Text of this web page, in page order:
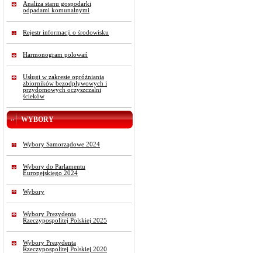
Analiza stanu gospodarki
odpadami komunalnymi
Rejestr informacji o środowisku
Harmonogram polowań
Usługi w zakresie opróżniania
zbiorników bezodpływowych i
przydomowych oczyszczalni
ścieków
WYBORY
Wybory Samorządowe 2024
Wybory do Parlamentu
Europejskiego 2024
Wybory
Wybory Prezydenta
Rzeczypospolitej Polskiej 2025
Wybory Prezydenta
Rzeczypospolitej Polskiej 2020